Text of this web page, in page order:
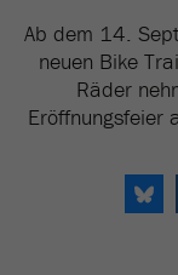
Ab dem 14.
neuen Bike
Räder
Eröffnungsfeier